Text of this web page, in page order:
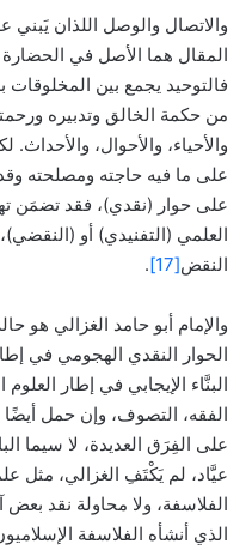
والاتصال والوصل اللذان
المقال هما الأصل في الحضارة
فالتوحيد يجمع بين المخلوقات
من حكمة الخالق وتدبيره
والأحياء، والأحوال،
على ما فيه حاجته ومصلحته
على حوار (نقدي)، فقد تضمَن
العلمي (التفنيدي) أو
النقض[17]
.
والإمام أبو حامد الغزالي هو
الحوار النقدي الهجومي في
البنَّاء الإيجابي في إطار
الفقه، التصوف، وإن حمل
على الفِرَق العديدة، لا سيما
عيَّاد، لم يَكْتَفِ الغزالي، مثل
الفلاسفة، ولا محاولة نقد بعض
الذي أنشأه الفلاسفة